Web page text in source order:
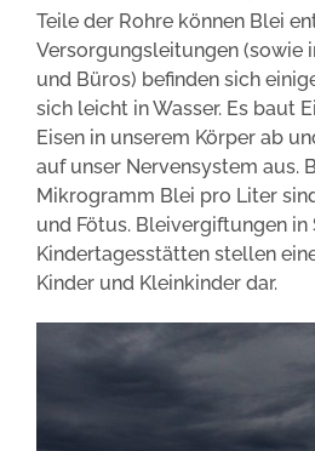
Teile der Rohre können Blei
Versorgungsleitungen (sowie
und Büros) befinden sich
sich leicht in Wasser. Es baut
Eisen in unserem Körper ab
auf unser Nervensystem aus.
Mikrogramm Blei pro Liter
und Fötus. Bleivergiftungen in
Kindertagesstätten stellen
Kinder und Kleinkinder dar.